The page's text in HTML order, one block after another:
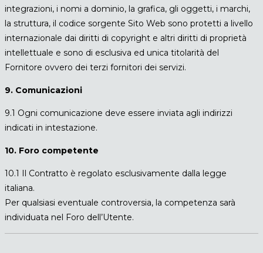
integrazioni, i nomi a dominio, la grafica, gli oggetti, i marchi,
la struttura, il codice sorgente Sito Web sono protetti a livello
internazionale dai diritti di copyright e altri diritti di proprietà
intellettuale e sono di esclusiva ed unica titolarità del
Fornitore ovvero dei terzi fornitori dei servizi.
9. Comunicazioni
9.1 Ogni comunicazione deve essere inviata agli indirizzi
indicati in intestazione.
10. Foro competente
10.1 Il Contratto è regolato esclusivamente dalla legge
italiana.
Per qualsiasi eventuale controversia, la competenza sarà
individuata nel Foro dell’Utente.